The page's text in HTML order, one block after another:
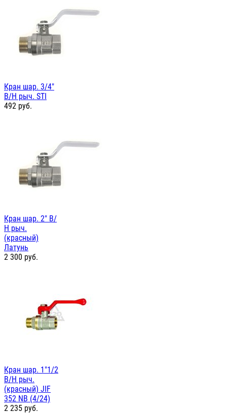
Кран шар. 3/4"
В/Н рыч. STI
492 руб.
Кран шар. 2" В/
Н рыч.
(красный)
Латунь
2 300 руб.
Кран шар. 1"1/2
В/Н рыч.
(красный) JIF
352 NB (4/24)
2 235 руб.